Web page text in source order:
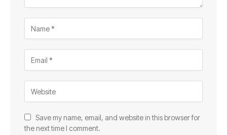
Save my name, email, and website in this browser for
the next time I comment.